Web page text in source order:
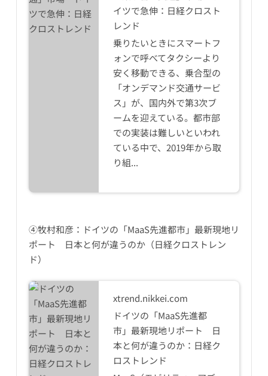
イツで急伸：日経クロスト
レンド
乗りたいときにスマートフ
ォンで呼べてタクシーより
安く移動できる、乗合型の
「オンデマンド交通サービ
ス」が、国内外で第3次ブ
ームを迎えている。都市部
での実装は難しいといわれ
ている中で、2019年から取
り組...
④牧村和彦：ドイツの「MaaS先進都市」最新現地リ
ポート 日本と何が違うのか（日経クロストレン
ド）
xtrend.nikkei.com
ドイツの「MaaS先進都
市」最新現地リポート 日
本と何が違うのか：日経ク
ロストレンド